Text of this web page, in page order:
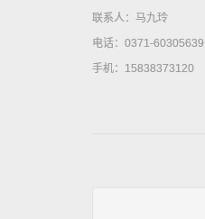
联系人：马九玲
电话：0371-60305639
手机：15838373120